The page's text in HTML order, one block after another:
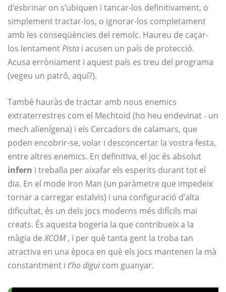
d’esbrinar on s’ubiquen i tancar-los definitivament, o
simplement tractar-los, o ignorar-los completament
amb les conseqüències del remolc. Haureu de caçar-
los lentamentPista i acusen un país de protecció.
Acusa erròniament i aquest país es treu del programa
(vegeu un patró, aquí?).
També hauràs de tractar amb nous enemics
extraterrestres com el Mechtoid (ho heu endevinat - un
mech alienígena) i els Cercadors de calamars, que
poden encobrir-se, volar i desconcertar la vostra festa,
entre altres enemics. En definitiva, el joc és absolut
infern i treballa per aixafar els esperits durant tot el
dia. En el mode Iron Man (un paràmetre que impedeix
tornar a carregar estalvis) i una configuració d’alta
dificultat, és un dels jocs moderns més difícils mai
creats. És aquesta bogeria la que contribueix a la
màgia deXCOM, i per què tanta gent la troba tan
atractiva en una època en què els jocs mantenen la mà
constantment i t’ho digui com guanyar.